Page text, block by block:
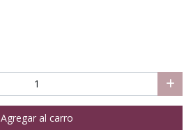
Agregar al carro